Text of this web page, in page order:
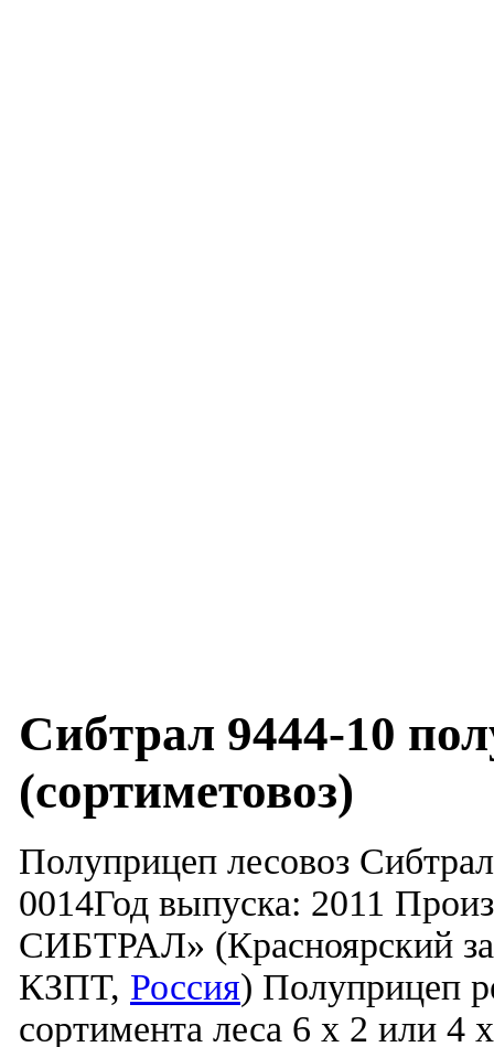
Сибтрал 9444-10
(сортиметовоз)
Полуприцеп лесовоз
0014Год выпуска: 2011
СИБТРАЛ» (Красноярский
КЗПТ, Россия) Полуприцеп
сортимента леса 6 х 2 или 4